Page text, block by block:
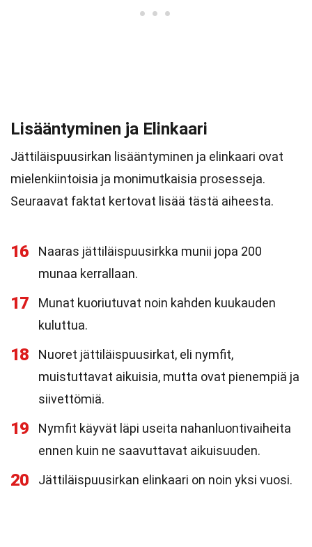
Lisääntyminen ja Elinkaari
Jättiläispuusirkan lisääntyminen ja elinkaari ovat
mielenkiintoisia ja monimutkaisia prosesseja.
Seuraavat faktat kertovat lisää tästä aiheesta.
16
Naaras jättiläispuusirkka munii jopa 200
munaa kerrallaan.
17
Munat kuoriutuvat noin kahden kuukauden
kuluttua.
18
Nuoret jättiläispuusirkat, eli nymfit,
muistuttavat aikuisia, mutta ovat pienempiä ja
siivettömiä.
19
Nymfit käyvät läpi useita nahanluontivaiheita
ennen kuin ne saavuttavat aikuisuuden.
20 Jättiläispuusirkan elinkaari on noin yksi vuosi.